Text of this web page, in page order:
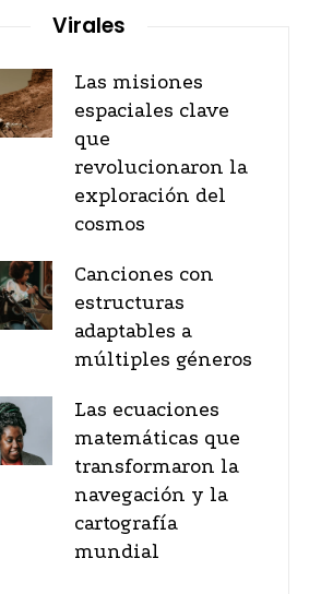
Virales
Las misiones
espaciales clave
que
revolucionaron la
exploración del
cosmos
Canciones con
estructuras
adaptables a
múltiples géneros
Las ecuaciones
matemáticas que
transformaron la
navegación y la
cartografía
mundial